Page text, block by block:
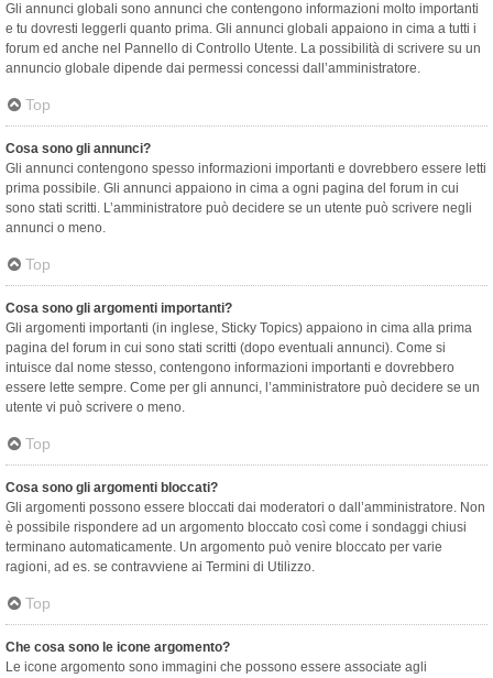
Gli annunci globali sono annunci che contengono informazioni molto importanti
e tu dovresti leggerli quanto prima. Gli annunci globali appaiono in cima a tutti i
forum ed anche nel Pannello di Controllo Utente. La possibilità di scrivere su un
annuncio globale dipende dai permessi concessi dall’amministratore.
Top
Cosa sono gli annunci?
Gli annunci contengono spesso informazioni importanti e dovrebbero essere letti
prima possibile. Gli annunci appaiono in cima a ogni pagina del forum in cui
sono stati scritti. L’amministratore può decidere se un utente può scrivere negli
annunci o meno.
Top
Cosa sono gli argomenti importanti?
Gli argomenti importanti (in inglese, Sticky Topics) appaiono in cima alla prima
pagina del forum in cui sono stati scritti (dopo eventuali annunci). Come si
intuisce dal nome stesso, contengono informazioni importanti e dovrebbero
essere lette sempre. Come per gli annunci, l’amministratore può decidere se un
utente vi può scrivere o meno.
Top
Cosa sono gli argomenti bloccati?
Gli argomenti possono essere bloccati dai moderatori o dall’amministratore. Non
è possibile rispondere ad un argomento bloccato così come i sondaggi chiusi
terminano automaticamente. Un argomento può venire bloccato per varie
ragioni, ad es. se contravviene ai Termini di Utilizzo.
Top
Che cosa sono le icone argomento?
Le icone argomento sono immagini che possono essere associate agli